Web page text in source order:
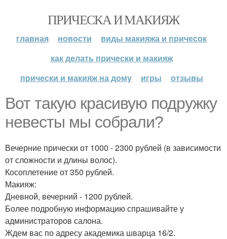
ПРИЧЕСКА И МАКИЯЖ
главная новости
виды макияжа и причесок
как делать прически и макияж
прически и макияж на дому
игры отзывы
Вот такую красивую подружку
невесты мы собрали?
Вечерние прически от 1000 - 2300 рублей (в зависимости
от сложности и длины волос).
Косоплетение от 350 рублей.
Макияж:
Дневной, вечерний - 1200 рублей.
Более подробную информацию спрашивайте у
администраторов салона.
Ждем вас по адресу академика шварца 16/2.